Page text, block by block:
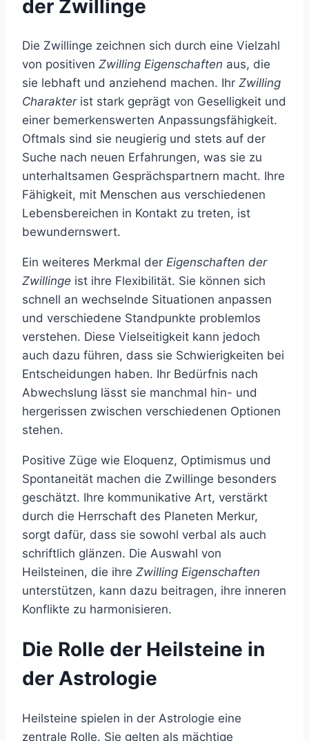
der Zwillinge
Die Zwillinge zeichnen sich durch eine Vielzahl
von positiven Zwilling Eigenschaften aus, die
sie lebhaft und anziehend machen. Ihr Zwilling
Charakterist stark geprägt von Geselligkeit und
einer bemerkenswerten Anpassungsfähigkeit.
Oftmals sind sie neugierig und stets auf der
Suche nach neuen Erfahrungen, was sie zu
unterhaltsamen Gesprächspartnern macht. Ihre
Fähigkeit, mit Menschen aus verschiedenen
Lebensbereichen in Kontakt zu treten, ist
bewundernswert.
Ein weiteres Merkmal der Eigenschaften der
Zwillinge ist ihre Flexibilität. Sie können sich
schnell an wechselnde Situationen anpassen
und verschiedene Standpunkte problemlos
verstehen. Diese Vielseitigkeit kann jedoch
auch dazu führen, dass sie Schwierigkeiten bei
Entscheidungen haben. Ihr Bedürfnis nach
Abwechslung lässt sie manchmal hin- und
hergerissen zwischen verschiedenen Optionen
stehen.
Positive Züge wie Eloquenz, Optimismus und
Spontaneität machen die Zwillinge besonders
geschätzt. Ihre kommunikative Art, verstärkt
durch die Herrschaft des Planeten Merkur,
sorgt dafür, dass sie sowohl verbal als auch
schriftlich glänzen. Die Auswahl von
Heilsteinen, die ihre Zwilling Eigenschaften
unterstützen, kann dazu beitragen, ihre inneren
Konflikte zu harmonisieren.
Die Rolle der Heilsteine in
der Astrologie
Heilsteine spielen in der Astrologie eine
zentrale Rolle. Sie gelten als mächtige